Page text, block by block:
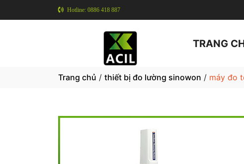
Hotline: 0886 418 887
TRANG
Trang chủ / thiết bị đo lường sinowon / máy đo